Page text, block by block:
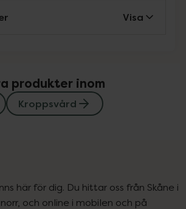
Visa
produkter inom
Kroppsvård
här för dig. Du hittar oss från Skåne i
och online i mobilen och på